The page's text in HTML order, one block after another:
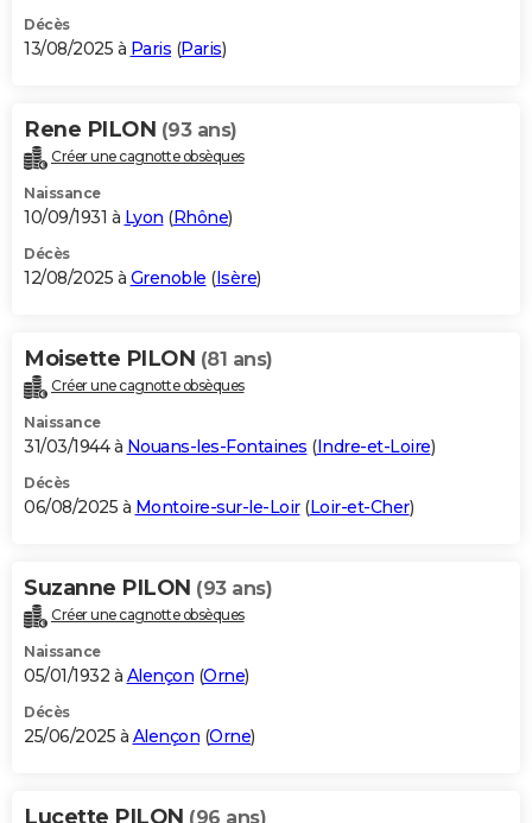
Décès
13/08/2025 à Paris (Paris)
Rene PILON (93 ans)
Créer une cagnotte obsèques
Naissance
10/09/1931 à Lyon (Rhône)
Décès
12/08/2025 à Grenoble (Isère)
Moisette PILON (81 ans)
Créer une cagnotte obsèques
Naissance
31/03/1944 à Nouans-les-Fontaines (Indre-et-Loire)
Décès
06/08/2025 à Montoire-sur-le-Loir(Loir-et-Cher)
Suzanne PILON (93 ans)
Créer une cagnotte obsèques
Naissance
05/01/1932 à Alençon (Orne)
Décès
25/06/2025 à Alençon (Orne)
Lucette PILON (96 ans)